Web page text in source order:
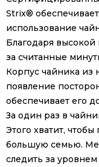
Strix®
использование
Благодаря
за считанные
Корпус чайника
появление
обеспечивает его
За один раз в
Этого хватит,
большую семью.
следить за